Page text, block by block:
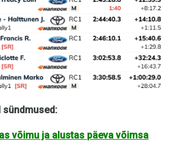
sündmused:
võimu ja alustas päeva võimsa